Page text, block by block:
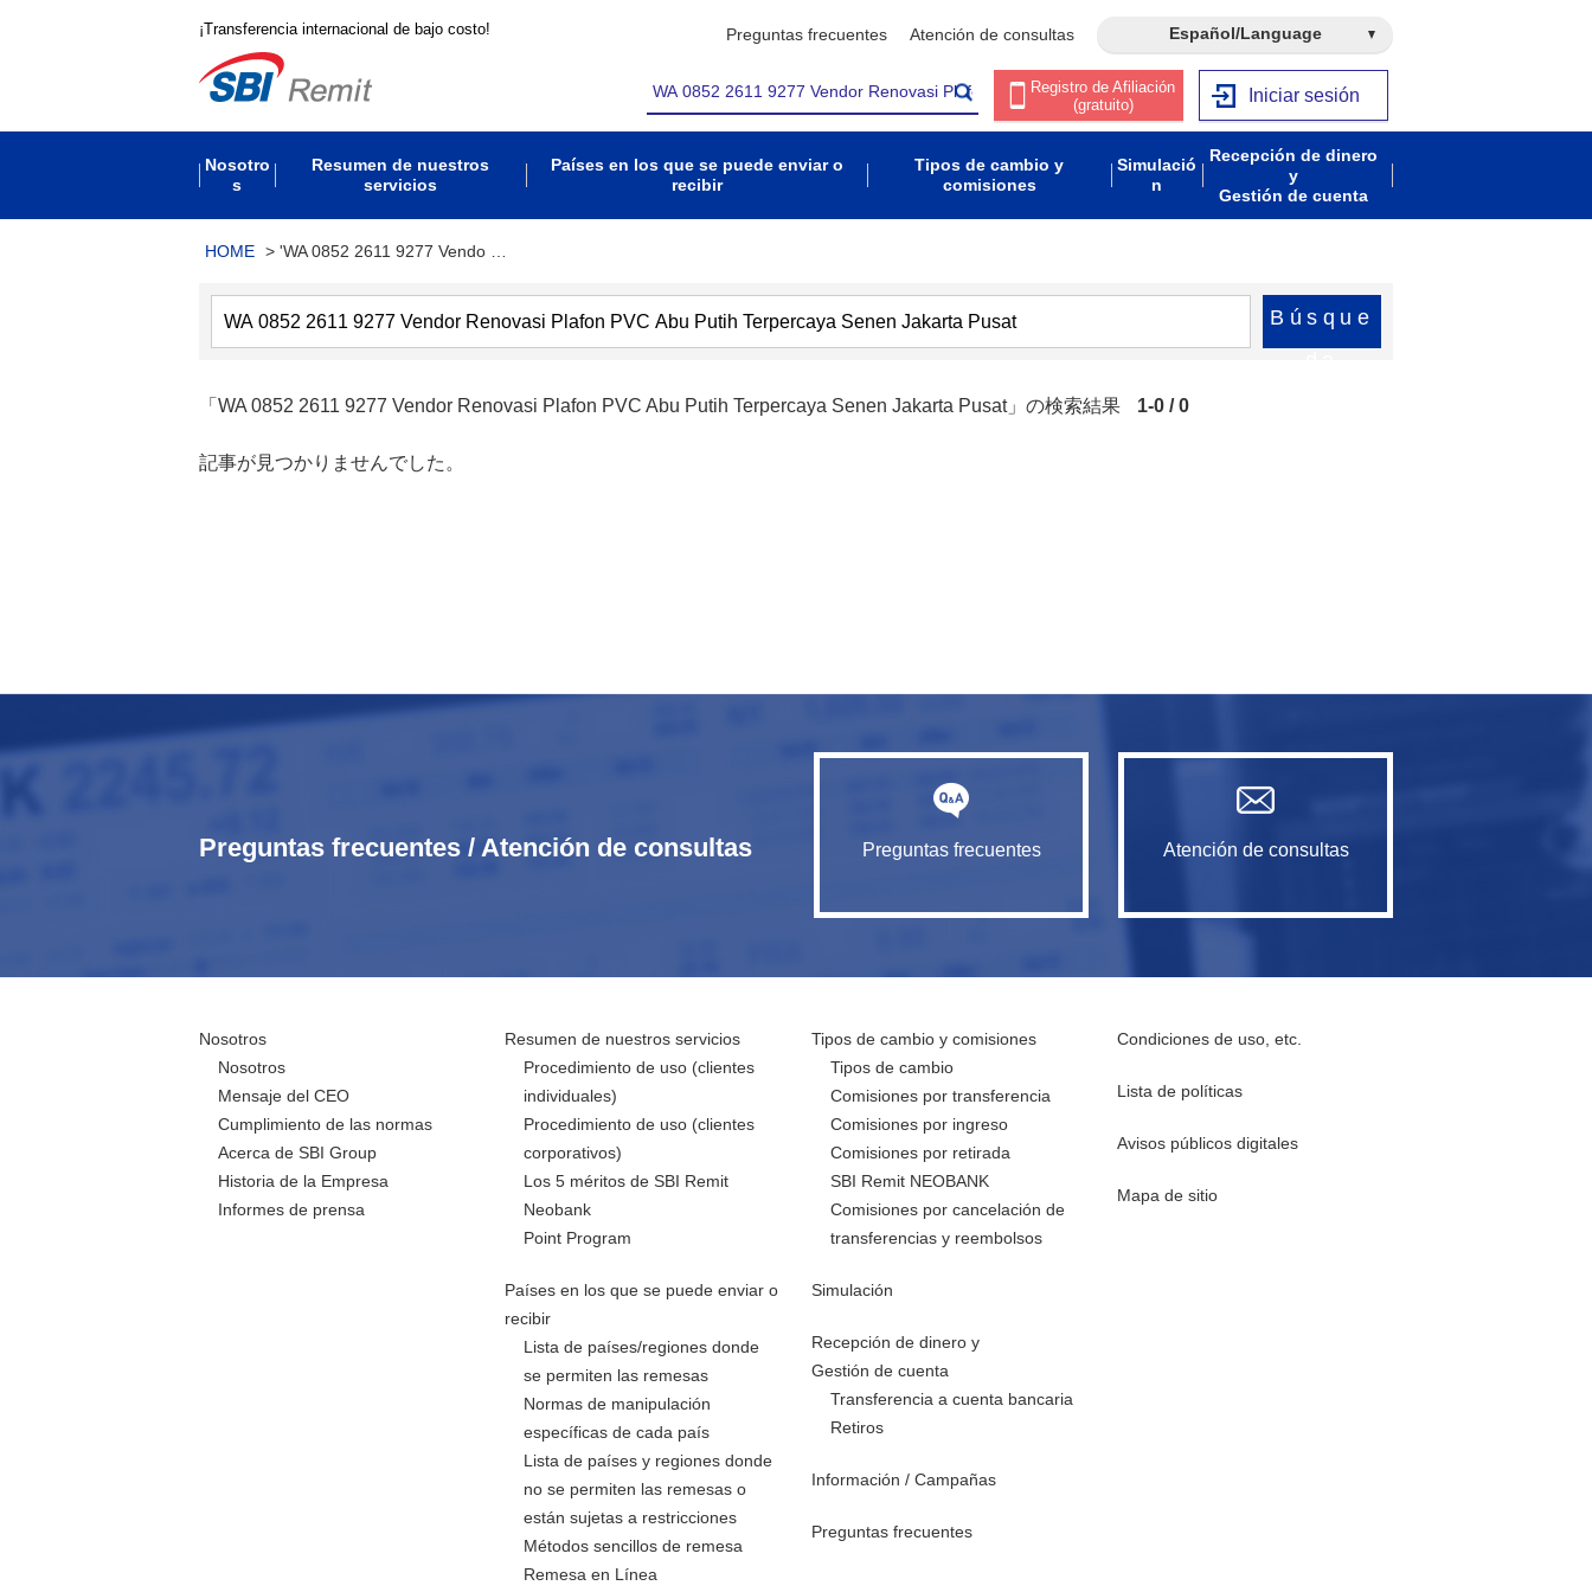
¡Transferencia internacional de bajo costo! Preguntas frecuentes Atención de consultas Español/Language
Registro de Afiliación
(gratuito)
Iniciar sesión
Nosotro
s
Resumen de nuestros
servicios
Países en los que se puede enviar o
recibir
Tipos de cambio y
comisiones
Simulació
n
Recepción de dinero
y
Gestión de cuenta
HOME > 'WA 0852 2611 9277 Vendo …
Búsque
「WA 0852 2611 9277 Vendor Renovasi Plafon PVC Abu Putih Terpercaya Senen Jakarta Pusat」の検索結果 1-0 / 0
記事が見つかりませんでした。
Preguntas frecuentes / Atención de consultas Preguntas frecuentes Atención de consultas
Nosotros
Nosotros
Mensaje del CEO
Cumplimiento de las normas
Acerca de SBI Group
Historia de la Empresa
Informes de prensa
Resumen de nuestros servicios
Procedimiento de uso (clientes
individuales)
Procedimiento de uso (clientes
corporativos)
Los 5 méritos de SBI Remit
Neobank
Point Program
Países en los que se puede enviar o
recibir
Lista de países/regiones donde
se permiten las remesas
Normas de manipulación
específicas de cada país
Lista de países y regiones donde
no se permiten las remesas o
están sujetas a restricciones
Métodos sencillos de remesa
Remesa en Línea
Tipos de cambio y comisiones
Tipos de cambio
Comisiones por transferencia
Comisiones por ingreso
Comisiones por retirada
SBI Remit NEOBANK
Comisiones por cancelación de
transferencias y reembolsos
Simulación
Recepción de dinero y
Gestión de cuenta
Transferencia a cuenta bancaria
Retiros
Información / Campañas
Preguntas frecuentes
Condiciones de uso, etc.
Lista de políticas
Avisos públicos digitales
Mapa de sitio